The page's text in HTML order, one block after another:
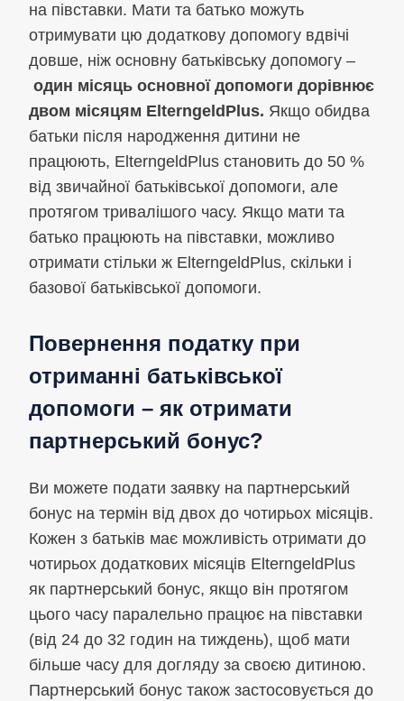
на півставки. Мати та батько можуть
отримувати цю додаткову допомогу вдвічі
довше, ніж основну батьківську допомогу –
один місяць основної допомоги дорівнює
двом місяцям ElterngeldPlus. Якщо обидва
батьки після народження дитини не
працюють, ElterngeldPlus становить до 50 %
від звичайної батьківської допомоги, але
протягом тривалішого часу. Якщо мати та
батько працюють на півставки, можливо
отримати стільки ж ElterngeldPlus, скільки і
базової батьківської допомоги.
Повернення податку при
отриманні батьківської
допомоги – як отримати
партнерський бонус?
Ви можете подати заявку на партнерський
бонус на термін від двох до чотирьох місяців.
Кожен з батьків має можливість отримати до
чотирьох додаткових місяців ElterngeldPlus
як партнерський бонус, якщо він протягом
цього часу паралельно працює на півставки
(від 24 до 32 годин на тиждень), щоб мати
більше часу для догляду за своєю дитиною.
Партнерський бонус також застосовується до